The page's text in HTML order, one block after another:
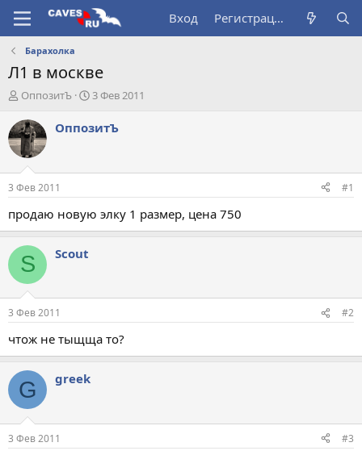
Вход Регистрация
Барахолка
Л1 в москве
А
т
о
р
т
е
м
ы
ОппозитЪ
Д
т
а
л
3 Фев 2011
ОппозитЪ
3 Фев 2011 #1
продаю новую элку 1 размер, цена 750
S Scout
3 Фев 2011 #2
чтож не тыщща то?
G greek
3 Фев 2011 #3